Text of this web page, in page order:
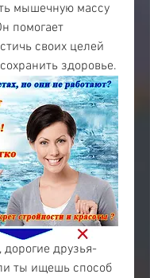
мышечную массу
помогает
своих целей
здоровье.
друзья-
ты ищешь способ